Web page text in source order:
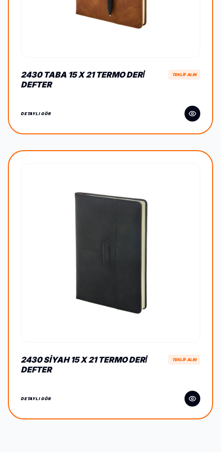
2430 TABA 15 X 21 TERMO DERİ
DEFTER
TEKLİF ALIN
DETAYLI GÖR
2430 SIYAH 15 X 21 TERMO DERİ
DEFTER
TEKLİF ALIN
DETAYLI GÖR